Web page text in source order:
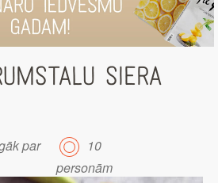
SIERA
par
10
personām